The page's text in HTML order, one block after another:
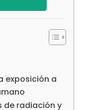
exposición a
de radiación y